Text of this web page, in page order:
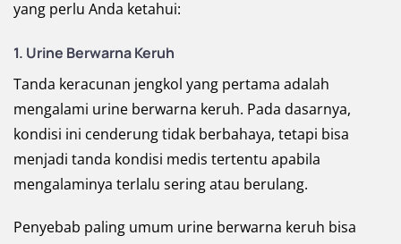
yang perlu Anda ketahui:
1. Urine Berwarna Keruh
Tanda keracunan jengkol yang pertama adalah
mengalami urine berwarna keruh. Pada dasarnya,
kondisi ini cenderung tidak berbahaya, tetapi bisa
menjadi tanda kondisi medis tertentu apabila
mengalaminya terlalu sering atau berulang.
Penyebab paling umum urine berwarna keruh bisa